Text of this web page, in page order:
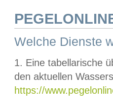
Welche Dienste
1. Eine tabellarische
den aktuellen
https://